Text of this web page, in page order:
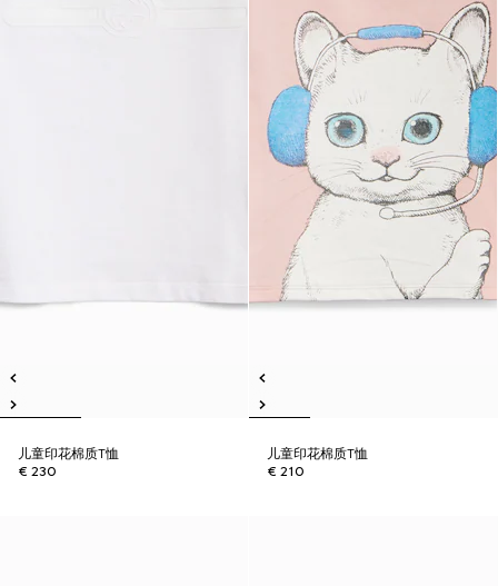
儿童印花棉质T恤
€ 230
儿童印花棉质T恤
€ 210